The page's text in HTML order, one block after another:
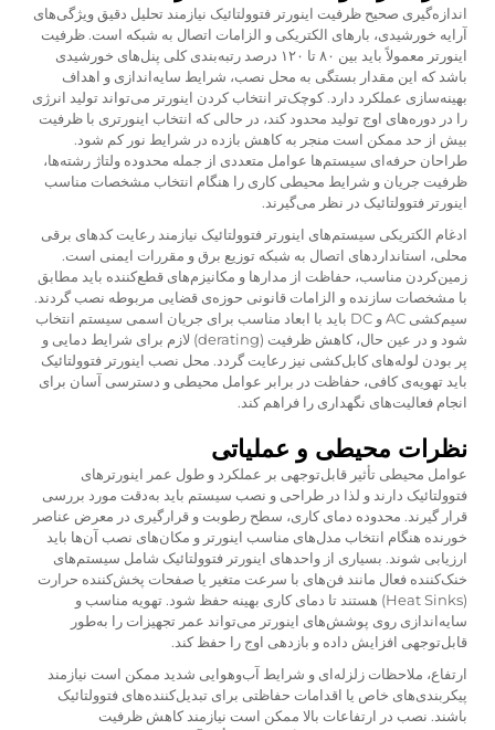
اندازه‌گیری صحیح ظرفیت اینورتر فتوولتائیک نیازمند تحلیل دقیق ویژگی‌های
آرایه خورشیدی، بارهای الکتریکی و الزامات اتصال به شبکه است. ظرفیت
اینورتر معمولاً باید بین ۸۰ تا ۱۲۰ درصد رتبه‌بندی کلی پنل‌های خورشیدی
باشد که این مقدار بستگی به محل نصب، شرایط سایه‌اندازی و اهداف
بهینه‌سازی عملکرد دارد. کوچک‌تر انتخاب کردن اینورتر می‌تواند تولید انرژی
را در دوره‌های اوج تولید محدود کند، در حالی که انتخاب اینورتری با ظرفیت
بیش از حد ممکن است منجر به کاهش بازده در شرایط نور کم شود.
طراحان حرفه‌ای سیستم‌ها عوامل متعددی از جمله محدوده ولتاژ رشته‌ها،
ظرفیت جریان و شرایط محیطی کاری را هنگام انتخاب مشخصات مناسب
اینورتر فتوولتائیک در نظر می‌گیرند.
ادغام الکتریکی سیستم‌های اینورتر فتوولتائیک نیازمند رعایت کدهای برقی
محلی، استانداردهای اتصال به شبکه توزیع برق و مقررات ایمنی است.
زمین‌کردن مناسب، حفاظت از مدارها و مکانیزم‌های قطع‌کننده باید مطابق
با مشخصات سازنده و الزامات قانونی حوزه‌ی قضایی مربوطه نصب گردند.
سیم‌کشی AC و DC باید با ابعاد مناسب برای جریان اسمی سیستم انتخاب
شود و در عین حال، کاهش ظرفیت (derating) لازم برای شرایط دمایی و
پر بودن لوله‌های کابل‌کشی نیز رعایت گردد. محل نصب اینورتر فتوولتائیک
باید تهویه‌ی کافی، حفاظت در برابر عوامل محیطی و دسترسی آسان برای
انجام فعالیت‌های نگهداری را فراهم کند.
نظرات محیطی و عملیاتی
عوامل محیطی تأثیر قابل‌توجهی بر عملکرد و طول عمر اینورترهای
فتوولتائیک دارند و لذا در طراحی و نصب سیستم باید به‌دقت مورد بررسی
قرار گیرند. محدوده دمای کاری، سطح رطوبت و قرارگیری در معرض عناصر
خورنده هنگام انتخاب مدل‌های مناسب اینورتر و مکان‌های نصب آن‌ها باید
ارزیابی شوند. بسیاری از واحدهای اینورتر فتوولتائیک شامل سیستم‌های
خنک‌کننده فعال مانند فن‌های با سرعت متغیر یا صفحات پخش‌کننده حرارت
(Heat Sinks) هستند تا دمای کاری بهینه حفظ شود. تهویه مناسب و
سایه‌اندازی روی پوشش‌های اینورتر می‌تواند عمر تجهیزات را به‌طور
قابل‌توجهی افزایش داده و بازدهی اوج را حفظ کند.
ارتفاع، ملاحظات زلزله‌ای و شرایط آب‌وهوایی شدید ممکن است نیازمند
پیکربندی‌های خاص یا اقدامات حفاظتی برای تبدیل‌کننده‌های فتوولتائیک
باشند. نصب در ارتفاعات بالا ممکن است نیازمند کاهش ظرفیت